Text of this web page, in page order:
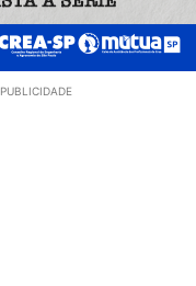
PUBLICIDADE